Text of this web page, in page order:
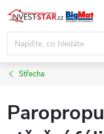
Přejít
na
obsah
Střecha